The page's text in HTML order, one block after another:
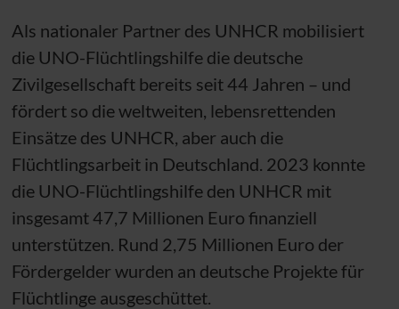
Als nationaler Partner des UNHCR mobilisiert
die UNO-Flüchtlingshilfe die deutsche
Zivilgesellschaft bereits seit 44 Jahren – und
fördert so die weltweiten, lebensrettenden
Einsätze des UNHCR , aber auch die
Flüchtlingsarbeit in Deutschland. 2023 konnte
die UNO-Flüchtlingshilfe den UNHCR mit
insgesamt 47,7 Millionen Euro finanziell
unterstützen. Rund 2,75 Millionen Euro der
Fördergelder wurden an deutsche Projekte für
Flüchtlinge ausgeschüttet.